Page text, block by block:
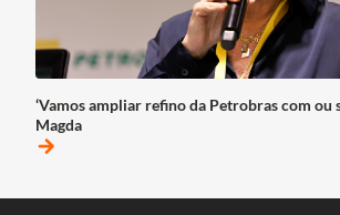
‘Vamos ampliar refino da Petrobras com ou
Magda
arrow_forward